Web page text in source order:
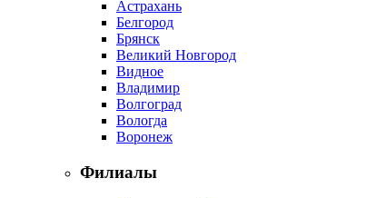
Астрахань
Белгород
Брянск
Великий Новгород
Видное
Владимир
Волгоград
Вологда
Воронеж
Филиалы